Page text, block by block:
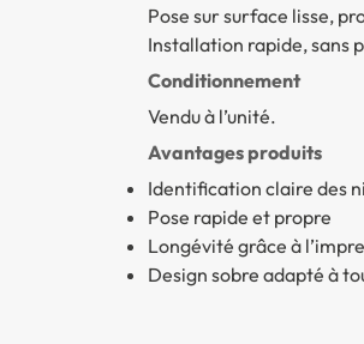
Pose sur surface lisse,
Installation rapide, sans
Conditionnement
Vendu à l’unité.
Avantages produits
Identification claire des
Pose rapide et propre
Longévité grâce à
Design sobre adapté à